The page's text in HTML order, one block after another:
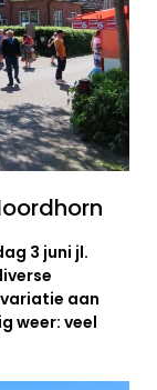
3 juni jl.
aan
weer: veel